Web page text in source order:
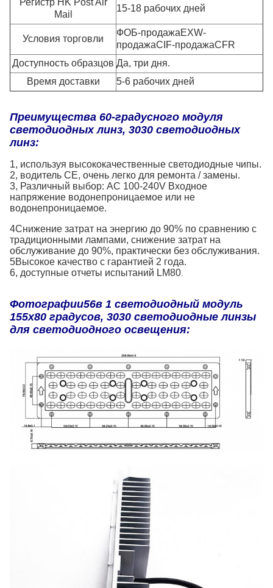
Регистр HK Post Air
Mail
15-18 рабочих дней
Условия торговли
ФОБ-продажаEXW-
продажаCIF-продажаCFR
Доступность образцов Да, три дня.
Время доставки
5-6 рабочих дней
Преимущества 60-градусного модуля
светодиодных линз, 3030 светодиодных
линз:
1, используя высококачественные светодиодные чипы.
2, водитель CE, очень легко для ремонта / замены.
3, Различный выбор: AC 100-240V Входное
напряжение водонепроницаемое или не
водонепроницаемое.
4Снижение затрат на энергию до 90% по сравнению с
традиционными лампами, снижение затрат на
обслуживание до 90%, практически без обслуживания.
5Высокое качество с гарантией 2 года.
6, доступные отчеты испытаний LM80
Фотографии56в 1 светодиодный модуль
155х80 градусов, 3030 светодиодные линзы
для светодиодного освещения: